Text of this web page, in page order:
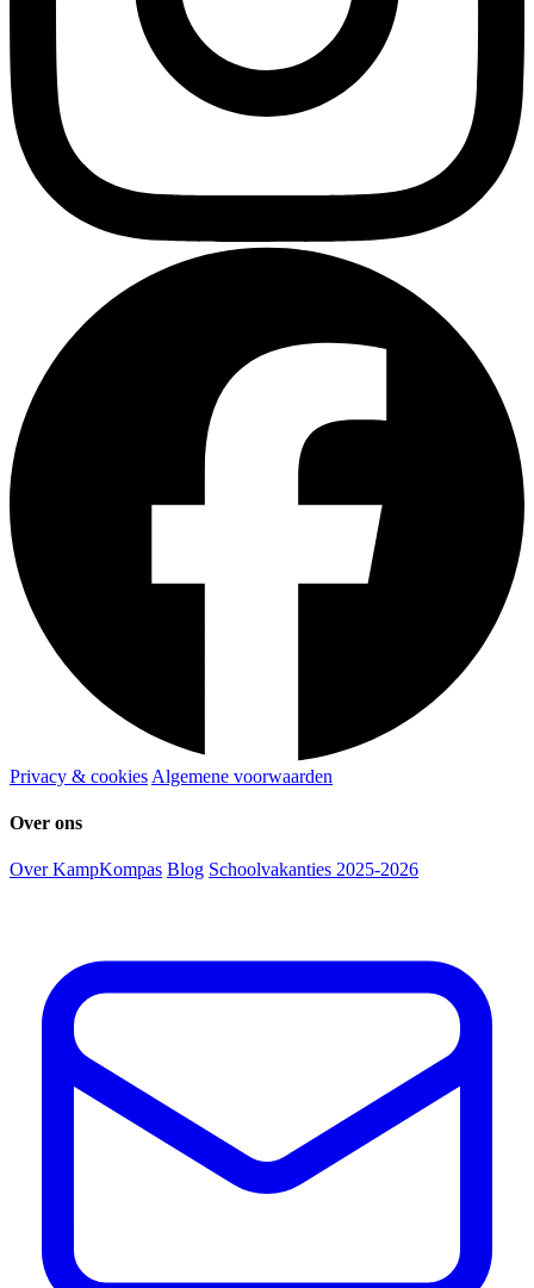
Privacy & cookies Algemene voorwaarden
Over ons
Over KampKompas Blog Schoolvakanties 2025-2026